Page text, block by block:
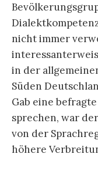
nicht immer
in der
Süden
Gab eine
sprechen, war
von der
höhere